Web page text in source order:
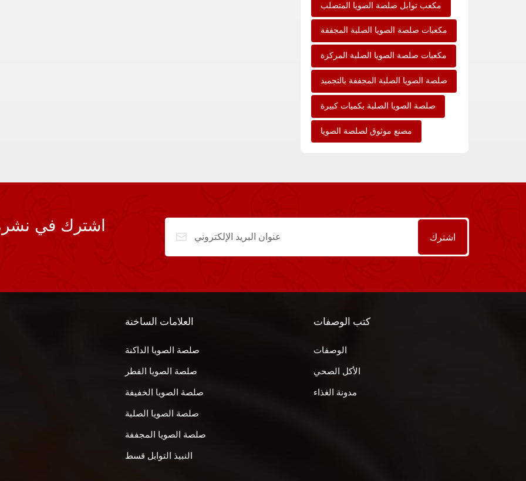
مكعب توابل صلصة الصويا المتصلب
مكعبات صلصة الصويا الصلبة المجففة
مكعبات صلصة الصويا الصلبة المركزة
صلصة الصويا الصلبة المجففة بالتجميد
صلصة الصويا الصلبة بكميات كبيرة
مصنع موثوق لصلصة الصويا
اشترك في نشرة
العلامات الساخنة
صلصة الصويا الداكنة
صلصة الصويا الفطر
صلصة الصويا الخفيفة
صلصة الصويا الصلبة
صلصة الصويا المجففة
النبيذ التوابل قسط
كتب الوصفات
الوصفات
الأكل الصحي
مدونة الغذاء